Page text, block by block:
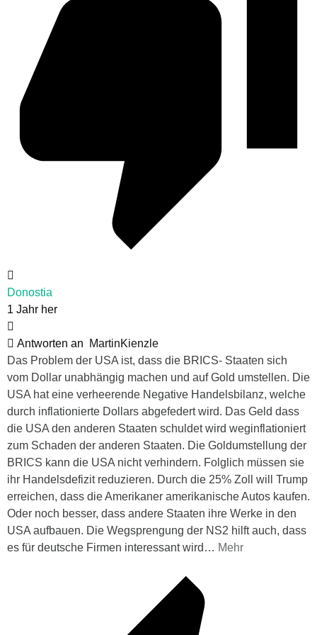
Donostia
1 Jahr her
Antworten an
MartinKienzle
Das Problem der USA ist, dass die BRICS- Staaten sich
vom Dollar unabhängig machen und auf Gold umstellen. Die
USA hat eine verheerende Negative Handelsbilanz, welche
durch inflationierte Dollars abgefedert wird. Das Geld dass
die USA den anderen Staaten schuldet wird weginflationiert
zum Schaden der anderen Staaten. Die Goldumstellung der
BRICS kann die USA nicht verhindern. Folglich müssen sie
ihr Handelsdefizit reduzieren. Durch die 25% Zoll will Trump
erreichen, dass die Amerikaner amerikanische Autos kaufen.
Oder noch besser, dass andere Staaten ihre Werke in den
USA aufbauen. Die Wegsprengung der NS2 hilft auch, dass
es für deutsche Firmen interessant wird … Mehr